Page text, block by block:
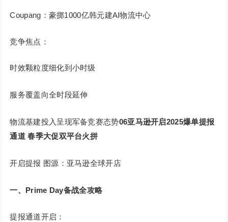
Coupang：豪掷1000亿韩元建AI物流中心
竞争焦点：
时效颗粒度细化到小时级
服务覆盖向全时段延伸
物流基建投入呈现军备竞赛态势06亚马逊开启2025爆单提报
通道 春季大促双平台火拼
开启提报 图源：亚马逊全球开店
一、Prime Day备战全攻略
提报通道开启：